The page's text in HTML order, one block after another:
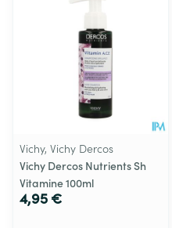
Vichy, Vichy Dercos
Vichy Dercos Nutrients Sh
Vitamine 100ml
4,95 €